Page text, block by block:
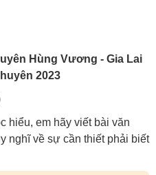
Hùng Vương - Gia Lai
2023
hiểu, em hãy viết bài văn
nghĩ về sự cần thiết phải biết